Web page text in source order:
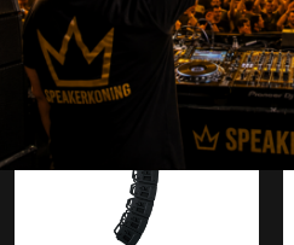
Onze